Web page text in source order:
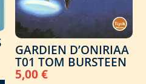
GARDIEN D’ONIRIAA
T01 TOM BURSTEEN
5,00€